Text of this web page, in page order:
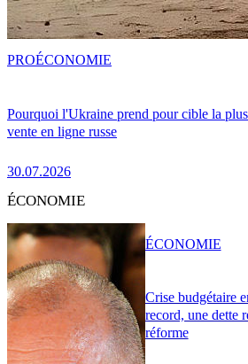
Pourquoi l'Ukraine prend pour cible la
vente en ligne russe
30.07.2026
PROÉCONOMIE
ÉCONOMIE
Crise budgétaire
record, une dette
réforme
ÉCONOMIE